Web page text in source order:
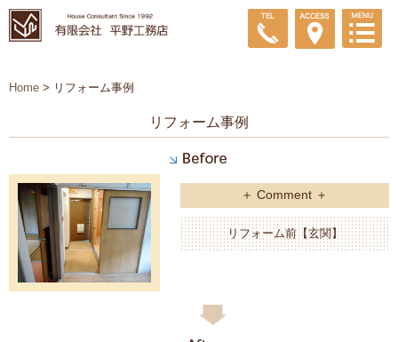
Home > リフォーム事例
リフォーム事例
＋ Comment ＋
リフォーム前【玄関】